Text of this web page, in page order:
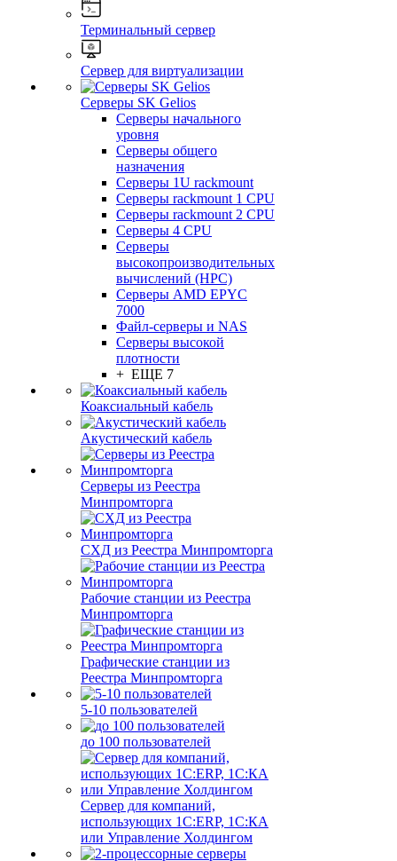
Терминальный сервер
Сервер для виртуализации
Серверы SK Gelios
Серверы начального
уровня
Серверы общего
назначения
Серверы 1U rackmount
Серверы rackmount 1 CPU
Серверы rackmount 2 CPU
Серверы 4 CPU
Серверы
высокопроизводительных
вычислений (HPC)
Серверы AMD EPYC
7000
Файл-серверы и NAS
Серверы высокой
плотности
+ ЕЩЕ 7
Коаксиальный кабель
Акустический кабель
Серверы из Реестра
Минпромторга
СХД из Реестра Минпромторга
Рабочие станции из Реестра
Минпромторга
Графические станции из
Реестра Минпромторга
5-10 пользователей
до 100 пользователей
Сервер для компаний,
использующих 1C:ERP, 1С:КА
или Управление Холдингом